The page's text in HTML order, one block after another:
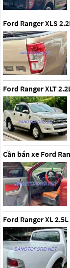
Ford Ranger XLS
Ford Ranger XLT
Cần bán xe Ford
Ford Ranger XL